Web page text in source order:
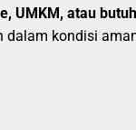
UMKM, atau
kondisi